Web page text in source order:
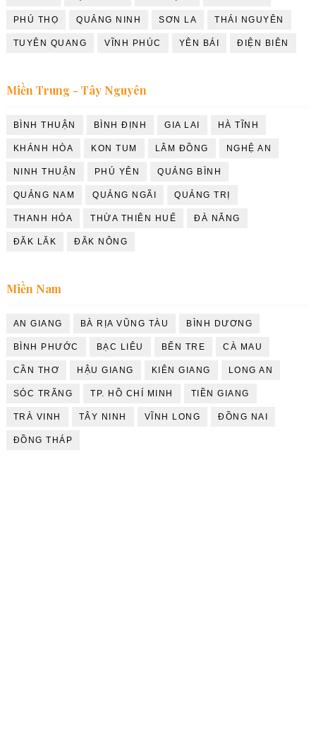
PHÚ THỌ QUẢNG NINH SƠN LA THÁI NGUYÊN
TUYÊN QUANG VĨNH PHÚC YÊN BÁI ĐIỆN BIÊN
Miền Trung - Tây Nguyên
BÌNH THUẬN BÌNH ĐỊNH GIA LAI HÀ TĨNH
KHÁNH HÒA KON TUM LÂM ĐỒNG NGHỆ AN
NINH THUẬN PHÚ YÊN QUẢNG BÌNH
QUẢNG NAM QUẢNG NGÃI QUẢNG TRỊ
THANH HÓA THỪA THIÊN HUẾ ĐÀ NẴNG
ĐĂK LĂK ĐĂK NÔNG
Miền Nam
AN GIANG BÀ RỊA VŨNG TÀU BÌNH DƯƠNG
BÌNH PHƯỚC BẠC LIÊU BẾN TRE CÀ MAU
CẦN THƠ HẬU GIANG KIÊN GIANG LONG AN
SÓC TRĂNG TP. HỒ CHÍ MINH TIỀN GIANG
TRÀ VINH TÂY NINH VĨNH LONG ĐỒNG NAI
ĐỒNG THÁP